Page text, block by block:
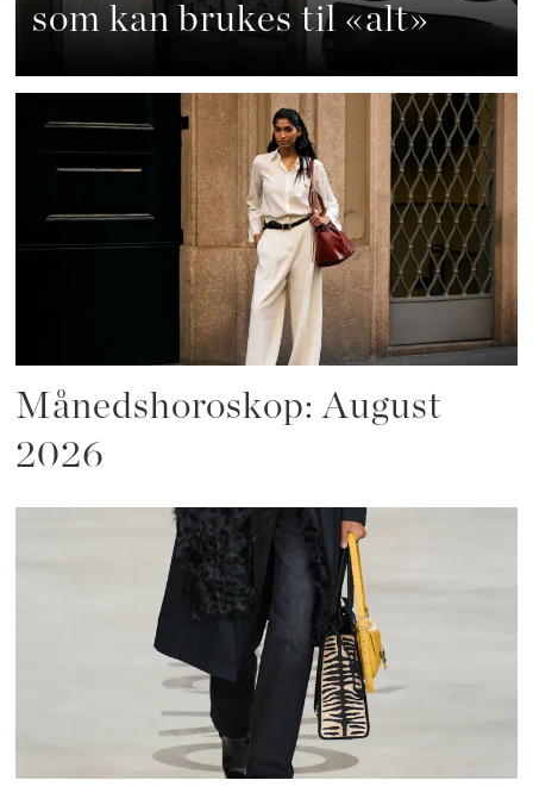
som kan brukes til «alt»
Månedshoroskop: August
2026